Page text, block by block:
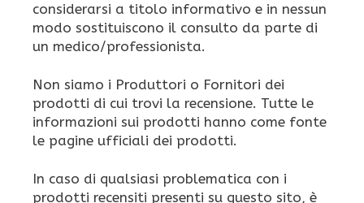
considerarsi a titolo informativo e in nessun
modo sostituiscono il consulto da parte di
un medico/professionista.
Non siamo i Produttori o Fornitori dei
prodotti di cui trovi la recensione. Tutte le
informazioni sui prodotti hanno come fonte
le pagine ufficiali dei prodotti.
In caso di qualsiasi problematica con i
prodotti recensiti presenti su questo sito, è